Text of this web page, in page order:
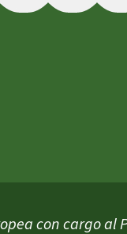
con cargo al